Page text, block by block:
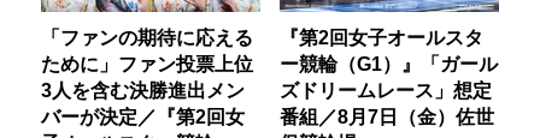
「ファンの期待に応える
ために」ファン投票上位
3人を含む決勝進出メン
バーが決定／『第2回女
『第2回女子オールスタ
ー競輪（G1）』「ガール
ズドリームレース」想定
番組／8月7日（金）佐世